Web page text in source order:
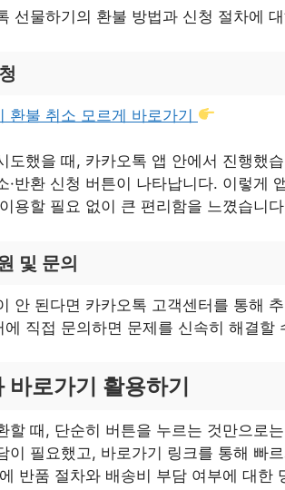
선물하기의 환불 방법과 신청 절차에
환불 취소 모르게 바로가기
도했을 때, 카카오톡 앱 안에서 진행했
·반환 신청 버튼이 나타납니다. 이렇게
용할 필요 없이 큰 편리함을 느꼈습니
및 문의
안 된다면 카카오톡 고객센터를 통해
직접 문의하면 문제를 신속히 해결할
바로가기 활용하기
할 때, 단순히 버튼을 누르는 것만으로
이 필요했고, 바로가기 링크를 통해 빠
반품 절차와 배송비 부담 여부에 대한